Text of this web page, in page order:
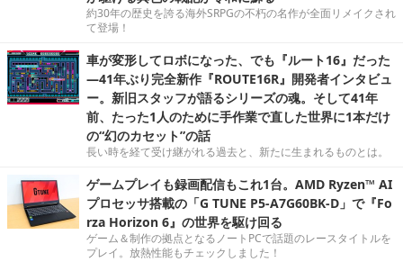
約30年の歴史を誇る海外SRPGの不朽の名作が全面リメイクされ
て登場！
車が変形してロボになった、でも『ルート16』だった
―41年ぶり完全新作『ROUTE16R』開発者インタビュ
ー。新旧スタッフが語るシリーズの魂。そして41年
前、たった1人のために手作業で直した世界に1本だけ
の“幻のカセット”の話
長い時を経て受け継がれる過去と、新たに生まれるものとは。
ゲームプレイも録画配信もこれ1台。AMD Ryzen™ AI
プロセッサ搭載の「G TUNE P5-A7G60BK-D」で『Fo
rza Horizon 6』の世界を駆け回る
ゲーム＆制作の拠点となるノートPCで話題のレースタイトルを
プレイ。放熱性能もチェックしました！